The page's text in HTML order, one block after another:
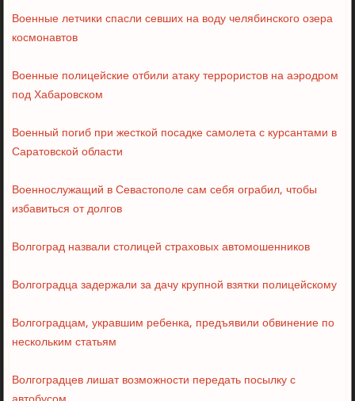
Военные летчики спасли севших на воду челябинского озера
космонавтов
Военные полицейские отбили атаку террористов на аэродром
под Хабаровском
Военный погиб при жесткой посадке самолета с курсантами в
Саратовской области
Военнослужащий в Севастополе сам себя ограбил, чтобы
избавиться от долгов
Волгоград назвали столицей страховых автомошенников
Волгоградца задержали за дачу крупной взятки полицейскому
Волгоградцам, укравшим ребенка, предъявили обвинение по
нескольким статьям
Волгоградцев лишат возможности передать посылку с